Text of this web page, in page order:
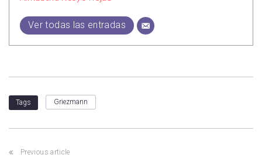
Ver todas las entradas
Tags Griezmann
Previous article